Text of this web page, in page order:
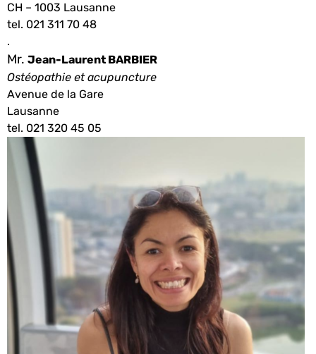
CH – 1003 Lausanne
tel. 021 311 70 48
.
Mr. Jean-Laurent BARBIER
Ostéopathie et acupuncture
Avenue de la Gare
Lausanne
tel. 021 320 45 05